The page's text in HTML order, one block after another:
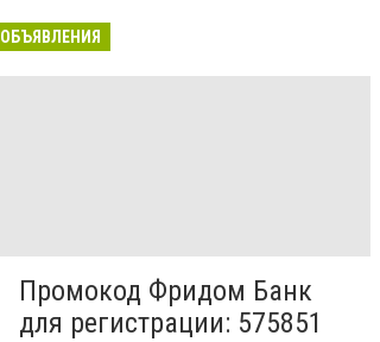
ОБЪЯВЛЕНИЯ
Промокод Фридом Банк
для регистрации: 575851